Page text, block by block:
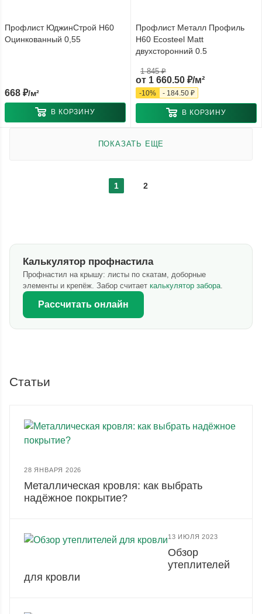
Профлист ЮджинСтрой Н60
Оцинкованный 0,55
668 ₽/м²
В КОРЗИНУ
Профлист Металл Профиль
Н60 Ecosteel Matt
двухсторонний 0.5
от 1 660.50 ₽/м²
1 845 ₽
-10% - 184.50 ₽
В КОРЗИНУ
ПОКАЗАТЬ ЕЩЕ
1 2
Калькулятор профнастила
Профнастил на крышу: листы по скатам, доборные
элементы и крепёж. Забор считает калькулятор забора.
Рассчитать онлайн
Статьи
28 ЯНВАРЯ 2026
Металлическая кровля: как выбрать
надёжное покрытие?
13 ИЮЛЯ 2023
Обзор
утеплителей
для кровли